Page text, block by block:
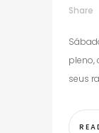
Share
pleno,
seus